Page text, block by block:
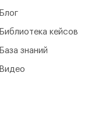
Блог
Библиотека кейсов
База знаний
Видео